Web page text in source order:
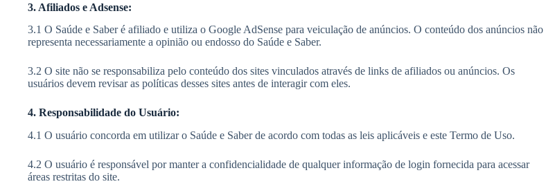
3. Afiliados e Adsense:
3.1 O Saúde e Saber é afiliado e utiliza o Google AdSense para veiculação de anúncios. O conteúdo dos anúncios não
representa necessariamente a opinião ou endosso do Saúde e Saber.
3.2 O site não se responsabiliza pelo conteúdo dos sites vinculados através de links de afiliados ou anúncios. Os
usuários devem revisar as políticas desses sites antes de interagir com eles.
4. Responsabilidade do Usuário:
4.1 O usuário concorda em utilizar o Saúde e Saber de acordo com todas as leis aplicáveis e este Termo de Uso.
4.2 O usuário é responsável por manter a confidencialidade de qualquer informação de login fornecida para acessar
áreas restritas do site.